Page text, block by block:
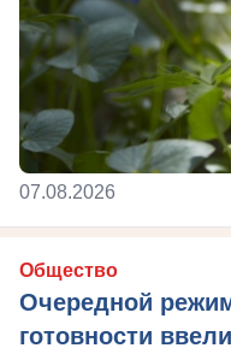
07.08.2026
Общество
Очередной
готовности